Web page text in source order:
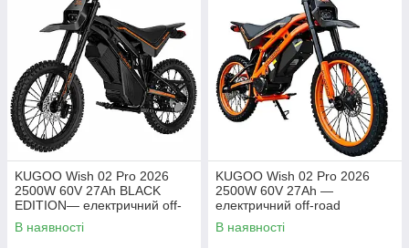
KUGOO Wish 02 Pro 2026
2500W 60V 27Ah BLACK
EDITION— електричний off-
road велосипед, колеса
19"/17"
В наявності
KUGOO Wish 02 Pro 2026
2500W 60V 27Ah —
електричний off-road
велосипед, колеса 19"/17",
оранжевий колір
В наявності